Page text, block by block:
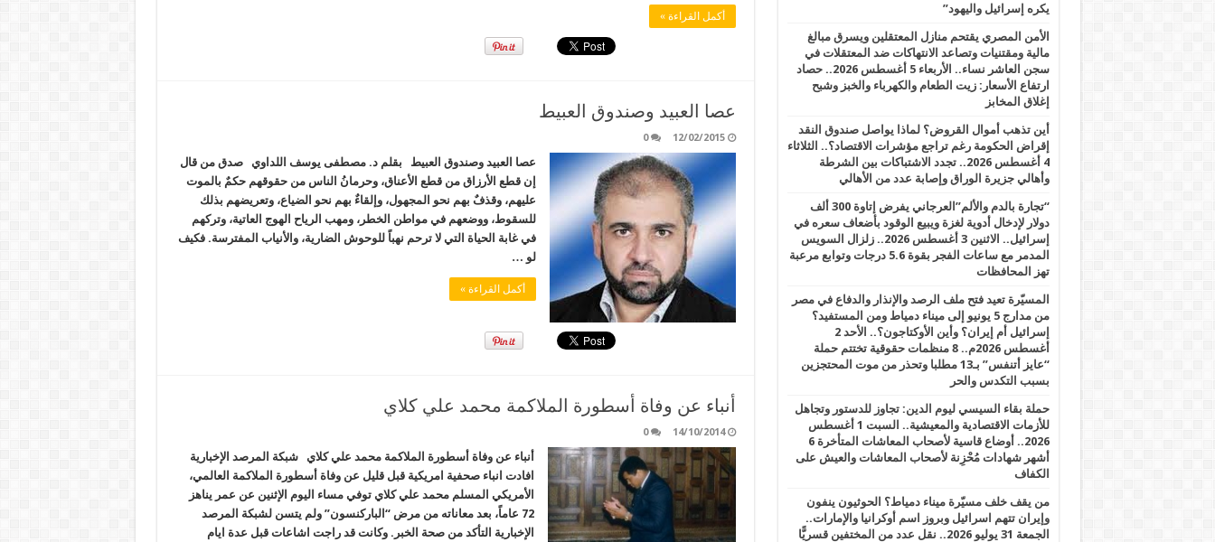
أكمل القراءة »
عصا العبيد وصندوق العبيط
12/02/2015
0
عصا العبيد وصندوق العبيط بقلم د. مصطفى يوسف اللداوي صدق من قال
إن قطع الأرزاق من قطع الأعناق، وحرمانُ الناس من حقوقهم حكمٌ بالموت
عليهم، وقذفٌ بهم نحو المجهول، وإلقاءٌ بهم نحو الضياع، وتعريضهم بذلك
للسقوط، ووضعهم في مواطن الخطر، ومهب الرياح الهوج العاتية، وتركهم
في غابة الحياة التي لا ترحم نهباً للوحوش الضارية، والأنياب المفترسة. فكيف
لو …
أكمل القراءة »
أنباء عن وفاة أسطورة الملاكمة محمد علي كلاي
14/10/2014
0
أنباء عن وفاة أسطورة الملاكمة محمد علي كلاي شبكة المرصد الإخبارية
افادت انباء صحفية امريكية قبل قليل عن وفاة أسطورة الملاكمة العالمي،
الأمريكي المسلم محمد علي كلاي توفي مساء اليوم الإثنين عن عمر يناهز
72 عاماً، بعد معاناته من مرض “الباركنسون” ولم يتسن لشبكة المرصد
الإخبارية التأكد من صحة الخبر. وكانت قد راجت اشاعات قبل عدة ايام
يكره إسرائيل واليهود”
الأمن المصري يقتحم منازل المعتقلين ويسرق مبالغ
مالية ومقتنيات وتصاعد الانتهاكات ضد المعتقلات في
سجن العاشر نساء.. الأربعاء 5 أغسطس 2026.. حصاد
ارتفاع الأسعار: زيت الطعام والكهرباء والخبز وشبح
إغلاق المخابز
أين تذهب أموال القروض؟ لماذا يواصل صندوق النقد
إقراض الحكومة رغم تراجع مؤشرات الاقتصاد؟.. الثلاثاء
4 أغسطس 2026.. تجدد الاشتباكات بين الشرطة
وأهالي جزيرة الوراق وإصابة عدد من الأهالي
“تجارة بالدم والألم”العرجاني يفرض إتاوة 300 ألف
دولار لإدخال أدوية لغزة ويبيع الوقود بأضعاف سعره في
إسرائيل.. الاثنين 3 أغسطس 2026.. زلزال السويس
المدمر مع ساعات الفجر بقوة 5.6 درجات وتوابع مرعبة
تهز المحافظات
المسيّرة تعيد فتح ملف الرصد والإنذار والدفاع في مصر
من مدارج 5 يونيو إلى ميناء دمياط ومن المستفيد؟
إسرائيل أم إيران؟ وأين الأوكتاجون؟.. الأحد 2
أغسطس 2026م.. 8 منظمات حقوقية تختتم حملة
“عايز أتنفس” بـ13 مطلبا وتحذر من موت المحتجزين
بسبب التكدس والحر
حملة بقاء السيسي ليوم الدين: تجاوز للدستور وتجاهل
للأزمات الاقتصادية والمعيشية.. السبت 1 أغسطس
2026.. أوضاع قاسية لأصحاب المعاشات المتأخرة 6
أشهر شهادات مُحْزِنة لأصحاب المعاشات والعيش على
الكفاف
من يقف خلف مسيّرة ميناء دمياط؟ الحوثيون ينفون
وإيران تتهم اسرائيل وبروز اسم أوكرانيا والإمارات..
الجمعة 31 يوليو 2026.. نقل عدد من المختفين قسريًّا